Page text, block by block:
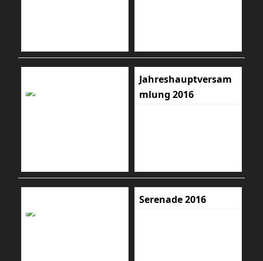
Jahreshauptversam
mlung 2016
Serenade 2016